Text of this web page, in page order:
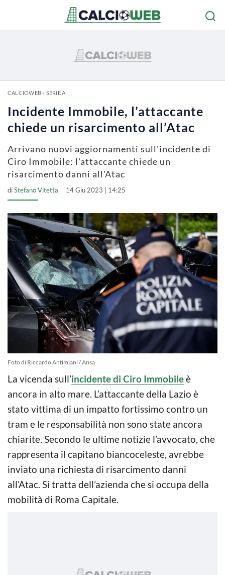
CALCIOWEB» SERIE A
Incidente Immobile, l’attaccante
chiede un risarcimento all’Atac
Arrivano nuovi aggiornamenti sull'incidente di
Ciro Immobile: l'attaccante chiede un
risarcimento danni all'Atac
diStefano Vitetta 14 Giu 2023 | 14:25
Foto di Riccardo Antimiani / Ansa
La vicenda sull’incidente di Ciro Immobileè
ancora in alto mare. L’attaccante della Lazio è
stato vittima di un impatto fortissimo contro un
tram e le responsabilità non sono state ancora
chiarite. Secondo le ultime notizie l’avvocato, che
rappresenta il capitano biancoceleste, avrebbe
inviato una richiesta di risarcimento danni
all’Atac. Si tratta dell’azienda che si occupa della
mobilità di Roma Capitale.